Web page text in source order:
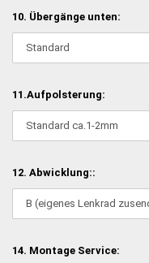
10. Übergänge unten:
11.Aufpolsterung:
12. Abwicklung::
14. Montage Service: